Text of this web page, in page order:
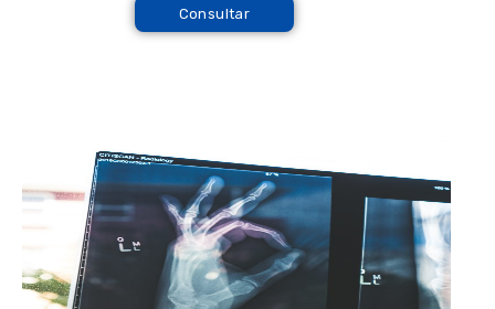
Consultar